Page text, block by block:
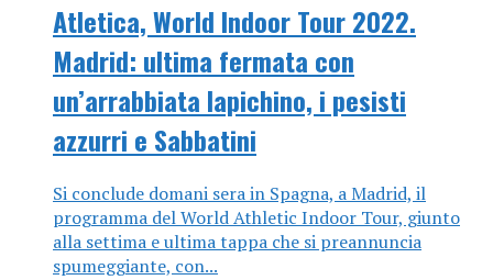
Atletica, World Indoor Tour 2022.
Madrid: ultima fermata con
un’arrabbiata Iapichino, i pesisti
azzurri e Sabbatini
Si conclude domani sera in Spagna, a Madrid, il
programma del World Athletic Indoor Tour, giunto
alla settima e ultima tappa che si preannuncia
spumeggiante, con...